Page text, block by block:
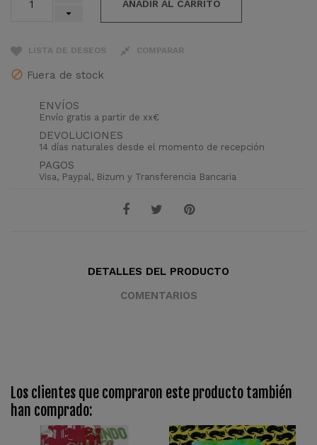
AÑADIR AL CARRITO
LISTA DE DESEOS COMPARAR
Fuera de stock
ENVÍOS
Envío gratis a partir de xx€
DEVOLUCIONES
14 días naturales desde el momento de recepción
PAGOS
Visa, Paypal, Bizum y Transferencia Bancaria
DETALLES DEL PRODUCTO
COMENTARIOS
Los clientes que compraron este producto también
han comprado: